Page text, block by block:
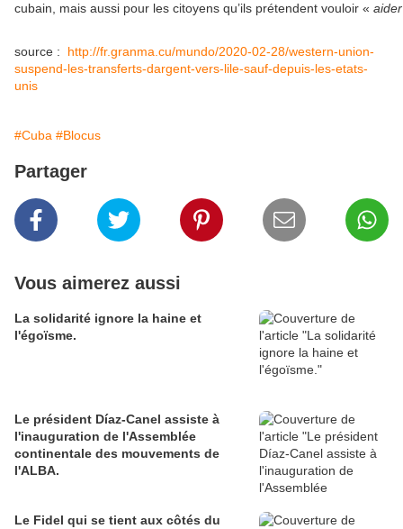
cubain, mais aussi pour les citoyens qu’ils prétendent vouloir « aider
source : http://fr.granma.cu/mundo/2020-02-28/western-union-
suspend-les-transferts-dargent-vers-lile-sauf-depuis-les-etats-
unis
#Cuba #Blocus
Partager
Vous aimerez aussi
La solidarité ignore la haine et
l'égoïsme.
Le président Díaz-Canel assiste à
l'inauguration de l'Assemblée
continentale des mouvements de
l'ALBA.
Le Fidel qui se tient aux côtés du